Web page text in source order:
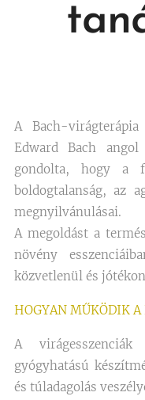
A Bach-
Edward Bach
gondolta, hogy a
boldogtalanság, az
megnyilvánulásai.
A megoldást a
növény
közvetlenül és
HOGYAN MŰKÖDIK
A
gyógyhatású
és túladagolás